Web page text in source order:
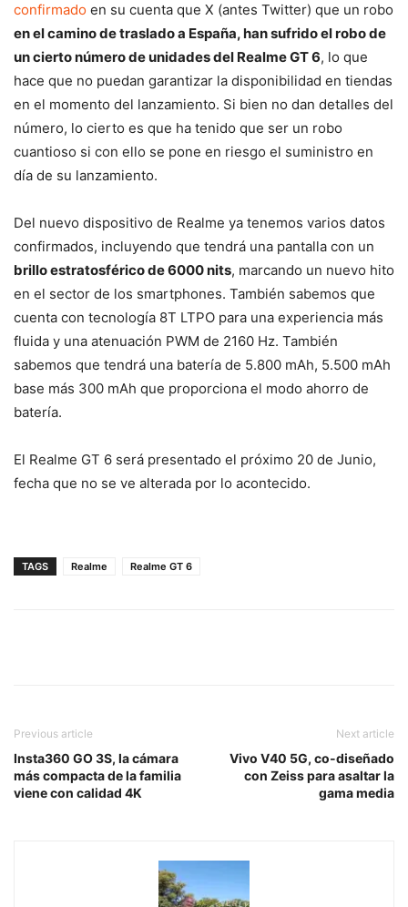
confirmado en su cuenta que X (antes Twitter) que un robo
en el camino de traslado a España, han sufrido el robo de
un cierto número de unidades del Realme GT 6, lo que
hace que no puedan garantizar la disponibilidad en tiendas
en el momento del lanzamiento. Si bien no dan detalles del
número, lo cierto es que ha tenido que ser un robo
cuantioso si con ello se pone en riesgo el suministro en
día de su lanzamiento.
Del nuevo dispositivo de Realme ya tenemos varios datos
confirmados, incluyendo que tendrá una pantalla con un
brillo estratosférico de 6000 nits, marcando un nuevo hito
en el sector de los smartphones. También sabemos que
cuenta con tecnología 8T LTPO para una experiencia más
fluida y una atenuación PWM de 2160 Hz. También
sabemos que tendrá una batería de 5.800 mAh, 5.500 mAh
base más 300 mAh que proporciona el modo ahorro de
batería.
El Realme GT 6 será presentado el próximo 20 de Junio,
fecha que no se ve alterada por lo acontecido.
TAGS Realme Realme GT 6
Previous article
Insta360 GO 3S, la cámara
más compacta de la familia
viene con calidad 4K
Next article
Vivo V40 5G, co-diseñado
con Zeiss para asaltar la
gama media